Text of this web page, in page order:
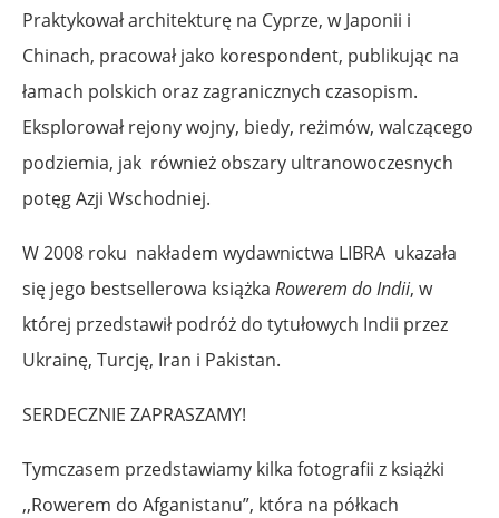
Praktykował architekturę na Cyprze, w Japonii i
Chinach, pracował jako korespondent, publikując na
łamach polskich oraz zagranicznych czasopism.
Eksplorował rejony wojny, biedy, reżimów, walczącego
podziemia, jak również obszary ultranowoczesnych
potęg Azji Wschodniej.
W 2008 roku nakładem wydawnictwa LIBRA ukazała
się jego bestsellerowa książka Rowerem do Indii, w
której przedstawił podróż do tytułowych Indii przez
Ukrainę, Turcję, Iran i Pakistan.
SERDECZNIE ZAPRASZAMY!
Tymczasem przedstawiamy kilka fotografii z książki
,,Rowerem do Afganistanu”, która na półkach